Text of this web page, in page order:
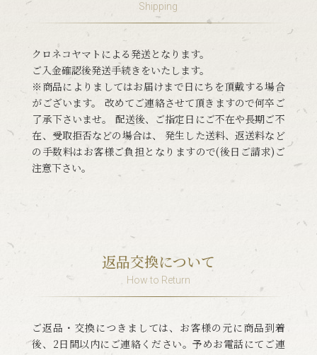
Shipping
クロネコヤマトによる発送となります。
ご入金確認後発送手続きをいたします。
※商品によりましてはお届けまで日にちを頂戴する場合
がございます。 改めてご連絡させて頂きますので何卒ご
了承下さいませ。 配送後、ご指定日にご不在や長期ご不
在、受取拒否などの場合は、 発生した送料、返送料など
の手数料はお客様ご負担となりますので(後日ご請求)ご
注意下さい。
返品交換について
How to Return
ご返品・交換につきましては、お客様の元に商品到着
後、2日間以内にご連絡ください。予めお電話にてご連